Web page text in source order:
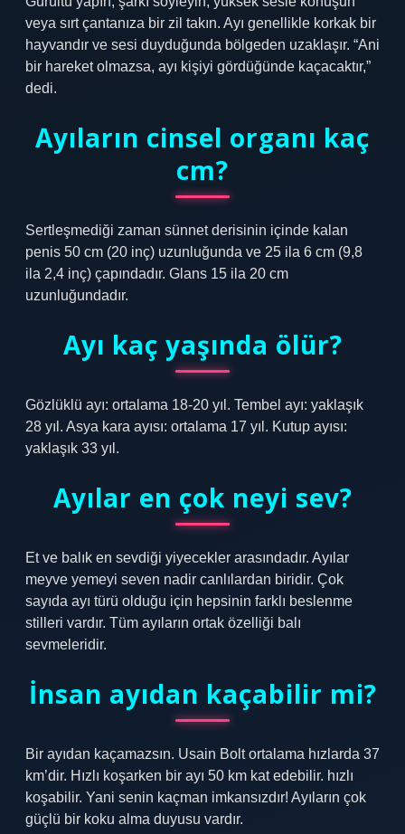
veya sırt çantanıza bir zil takın. Ayı genellikle korkak bir
hayvandır ve sesi duyduğunda bölgeden uzaklaşır. “Ani
bir hareket olmazsa, ayı kişiyi gördüğünde kaçacaktır,”
dedi.
Ayıların cinsel organı kaç
cm?
Sertleşmediği zaman sünnet derisinin içinde kalan
penis 50 cm (20 inç) uzunluğunda ve 25 ila 6 cm (9,8
ila 2,4 inç) çapındadır. Glans 15 ila 20 cm
uzunluğundadır.
Ayı kaç yaşında ölür?
Gözlüklü ayı: ortalama 18-20 yıl. Tembel ayı: yaklaşık
28 yıl. Asya kara ayısı: ortalama 17 yıl. Kutup ayısı:
yaklaşık 33 yıl.
Ayılar en çok neyi sev?
Et ve balık en sevdiği yiyecekler arasındadır. Ayılar
meyve yemeyi seven nadir canlılardan biridir. Çok
sayıda ayı türü olduğu için hepsinin farklı beslenme
stilleri vardır. Tüm ayıların ortak özelliği balı
sevmeleridir.
İnsan ayıdan kaçabilir mi?
Bir ayıdan kaçamazsın. Usain Bolt ortalama hızlarda 37
km’dir. Hızlı koşarken bir ayı 50 km kat edebilir. hızlı
koşabilir. Yani senin kaçman imkansızdır! Ayıların çok
güçlü bir koku alma duyusu vardır.